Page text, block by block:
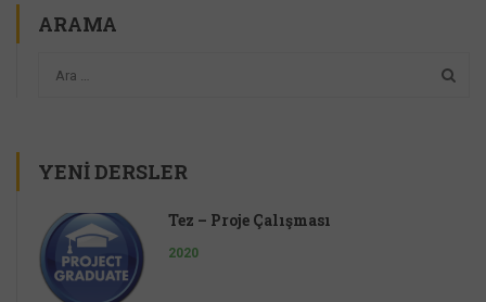
ARAMA
YENI DERSLER
Tez – Proje Çalışması
2020